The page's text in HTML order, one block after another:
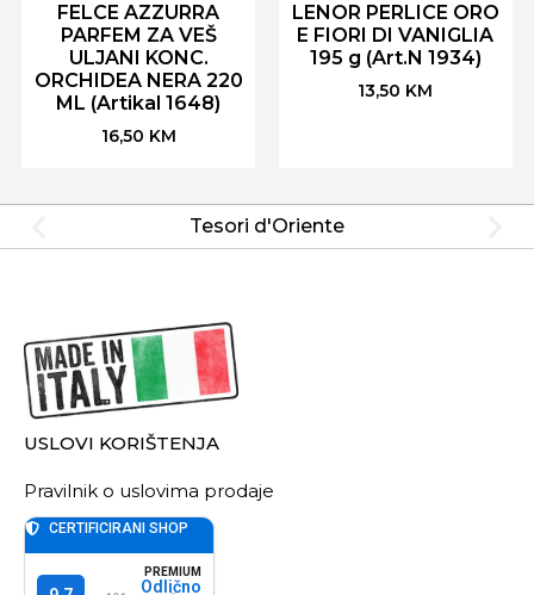
FELCE AZZURRA
PARFEM ZA VEŠ
ULJANI KONC.
ORCHIDEA NERA 220
ML (Artikal 1648)
16,50 KM
LENOR PERLICE ORO
E FIORI DI VANIGLIA
195 g (Art.N 1934)
13,50 KM
Tesori d'Oriente
USLOVI KORIŠTENJA
Pravilnik o uslovima prodaje